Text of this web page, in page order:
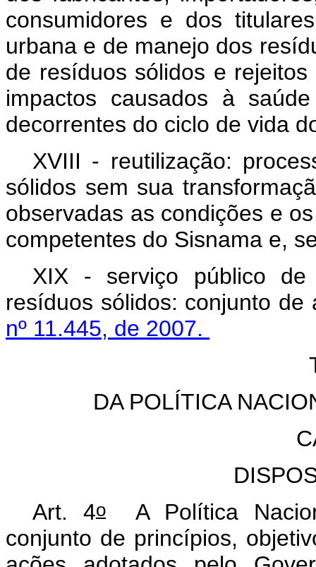
consumidores e dos
urbana e de manejo dos
de resíduos sólidos e
impactos causados à
decorrentes do ciclo de vida
XVIII - reutilização:
sólidos sem sua
observadas as condições e
competentes do Sisnama e,
XIX - serviço público
resíduos sólidos: conjunto
nº 11.445, de 2007.
DA POLÍTICA
Art. 4oA Política
conjunto de princípios,